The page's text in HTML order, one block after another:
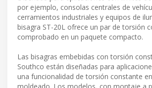
por ejemplo, consolas centrales de
cerramientos industriales y equipos de
bisagra ST-20L ofrece un par de torsión
comprobado en un paquete compacto.
Las bisagras embebidas con torsión
Southco están diseñadas para
una funcionalidad de torsión constante